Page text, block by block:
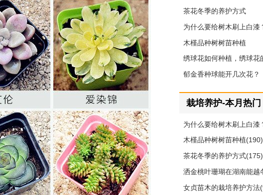
茶花冬季的养护方式
为什么要给树木刷上白漆
木槿品种树树苗种植
绣球花如何种植，绣球花
郁金香种球能开几次花？
栽培养护-本月热门
为什么要给树木刷上白漆
木槿品种树树苗种植(190)
茶花冬季的养护方式(175)
洒金桃叶珊瑚在湖南能越
女贞苗木的栽培养护方法